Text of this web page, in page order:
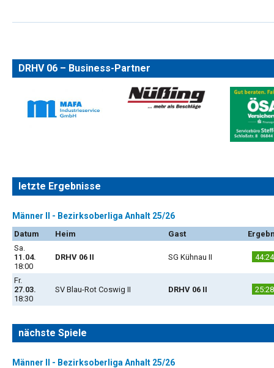
DRHV 06 – Business-Partner
letzte Ergebnisse
Männer II - Bezirksoberliga Anhalt 25/26
Datum Heim Gast
Sa.
11.04.
18:00
DRHV 06 II SG Kühnau II 44:24
Fr.
27.03.
18:30
SV Blau-Rot Coswig II DRHV 06 II 25:28
nächste Spiele
Männer II - Bezirksoberliga Anhalt 25/26